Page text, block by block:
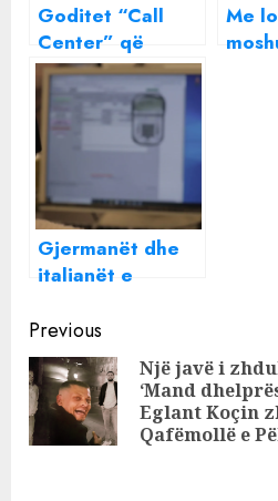
Goditet “Call
Center” që
mashtronte
qytetarët
europianë, dy të
arrestuar në
Me
Gjermanët dhe
italianët e
call center-at
shqiptare hapin
gjyqe në Tiranë,
të huajt: Duam
paratë tona!
Continue
Reading
Previous
Një javë i
‘Mand
Eglant Koçin
Qafëmollë e